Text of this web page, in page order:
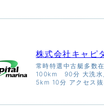
株式会社キャピ
常時特選中古艇多数
100km 90分 大洗水
5km 10分 アクセス抜